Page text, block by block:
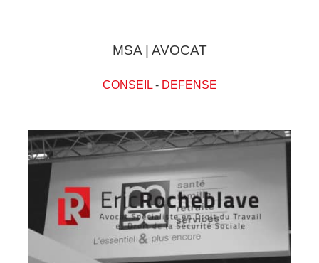
MSA | AVOCAT
CONSEIL- DEFENSE